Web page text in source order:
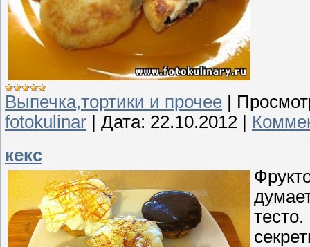
Выпечка,тортики и прочее
fotokulinar
Дата: 22.10.2012
кекс